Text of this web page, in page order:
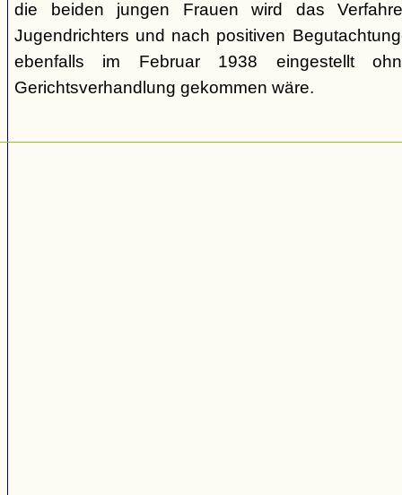
die beiden jungen Frauen wird das
Jugendrichters und nach positiven
ebenfalls im Februar 1938 eingestellt
Gerichtsverhandlung gekommen wäre.